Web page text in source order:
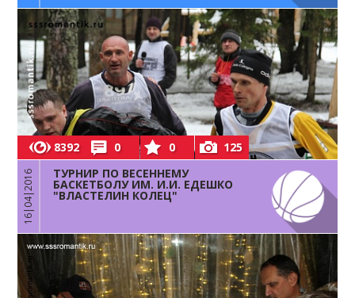
8392 0 0 125
16|04|2016 ТУРНИР ПО ВЕСЕННЕМУ
БАСКЕТБОЛУ ИМ. И.И. ЕДЕШКО
"ВЛАСТЕЛИН КОЛЕЦ"